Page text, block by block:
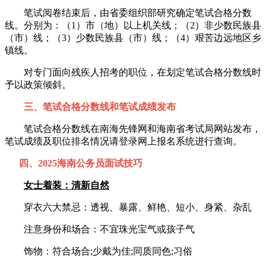
笔试阅卷结束后，由省委组织部研究确定笔试合格分数
线。分别为：（1）市（地）以上机关线；（2）非少数民族县
（市）线；（3）少数民族县（市）线；（4）艰苦边远地区乡
镇线。
对专门面向残疾人招考的职位，在划定笔试合格分数线时
予以政策倾斜。
三、笔试合格分数线和笔试成绩发布
笔试合格分数线在南海先锋网和海南省考试局网站发布，
笔试成绩及职位排名情况请登录网上报名系统进行查询。
四、2025海南公务员面试技巧
女士着装：清新自然
穿衣六大禁忌：透视、暴露、鲜艳、短小、身紧、杂乱
注意身份和场合：不宜珠光宝气或孩子气
饰物：符合场合;少戴为佳;同质同色;习俗